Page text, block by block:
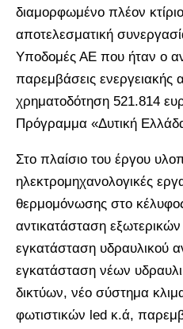
διαμορφωμένο πλέον
αποτελεσματική
Υποδομές ΑΕ που ήταν ο
παρεμβάσεις ενεργειακής
χρηματοδότηση 521.814
Πρόγραμμα «Δυτική
Στο πλαίσιο του έργου
ηλεκτρομηχανολογικές
θερμομόνωσης στο κέλυφος
αντικατάσταση
εγκατάσταση υδραυλικού
εγκατάσταση νέων
δικτύων, νέο σύστημα
φωτιστικών led κ.ά,